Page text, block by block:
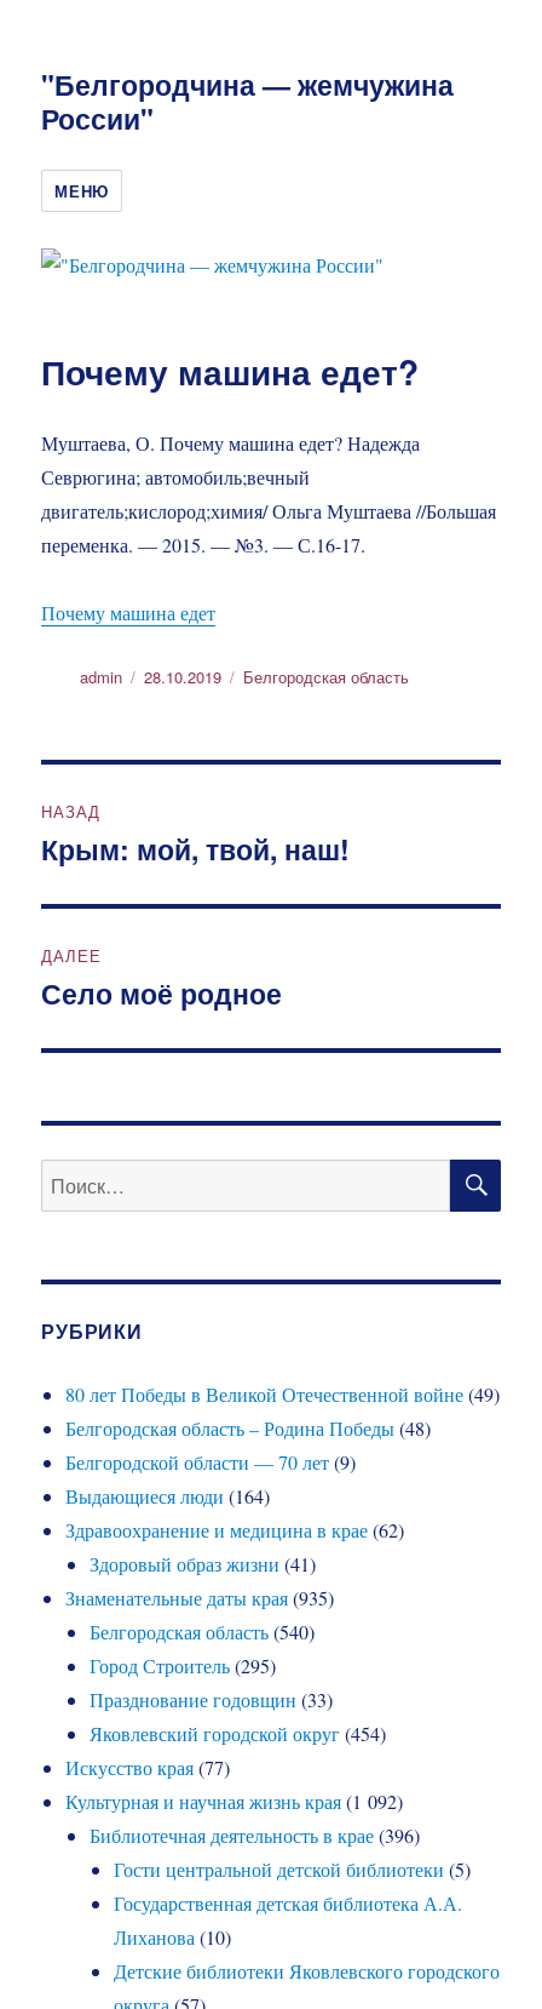
"Белгородчина — жемчужина
России"
МЕНЮ
Почему машина едет?
Муштаева, О. Почему машина едет? Надежда
Севрюгина; автомобиль;вечный
двигатель;кислород;химия/ Ольга Муштаева //Большая
переменка. — 2015. — №3. — С.16-17.
Почему машина едет
Автор
admin Опубликовано
28.10.2019 Рубрики
Белгородская область
по
НАЗАД
Предыдущая
Крым: мой, твой, наш!
ДАЛЕЕ
Следующая
Село моё родное
Искать:
РУБРИКИ
80 лет Победы в Великой Отечественной войне(49)
Белгородская область – Родина Победы(48)
Белгородской области — 70 лет(9)
Выдающиеся люди (164)
Здравоохранение и медицина в крае(62)
Здоровый образ жизни (41)
Знаменательные даты края(935)
Белгородская область(540)
Город Строитель(295)
Празднование годовщин (33)
Яковлевский городской округ(454)
Искусство края(77)
Культурная и научная жизнь края(1 092)
Библиотечная деятельность в крае(396)
Гости центральной детской библиотеки (5)
Государственная детская библиотека А.А.
Лиханова (10)
Детские библиотеки Яковлевского городского